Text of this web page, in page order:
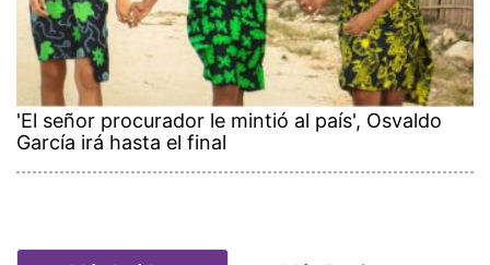
'El señor procurador le mintió al país', Osvaldo
García irá hasta el final